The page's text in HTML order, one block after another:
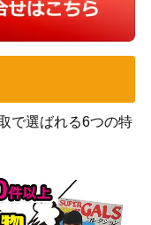
で選ばれる6つの特